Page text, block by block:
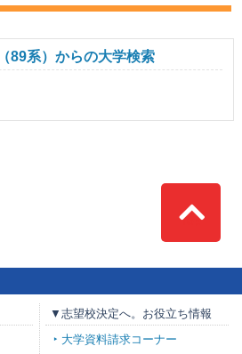
89系）からの大学検索
Top
▼志望校決定へ。お役立ち情報
大学資料請求コーナー